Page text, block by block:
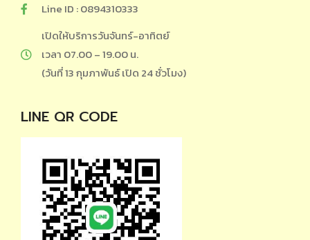
Line ID : 0894310333
เปิดให้บริการวันจันทร์-อาทิตย์
เวลา 07.00 – 19.00 น.
(วันที่ 13 กุมภาพันธ์ เปิด 24 ชั่วโมง)
LINE QR CODE